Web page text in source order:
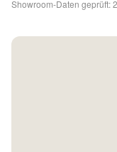
Showroom-Daten geprüft: